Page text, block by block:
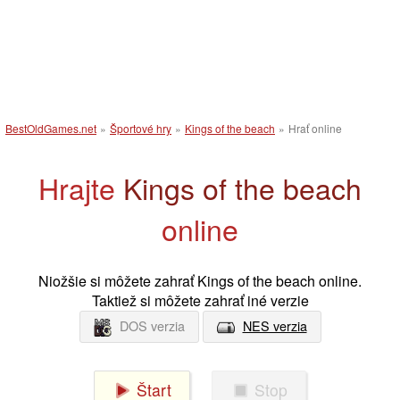
BestOldGames.net » Športové hry » Kings of the beach » Hrať online
Hrajte Kings of the beach
online
Niožšie si môžete zahrať Kings of the beach online.
Taktiež si môžete zahrať iné verzie
DOS verzia NES verzia
Štart Stop